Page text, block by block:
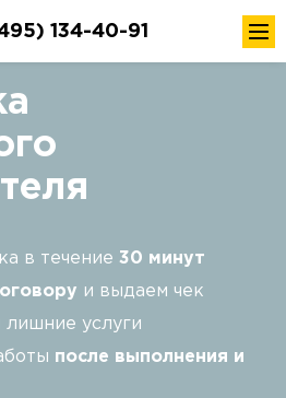
134-40-91
в течение 30 минут
и выдаем чек
лишние услуги
после выполнения и